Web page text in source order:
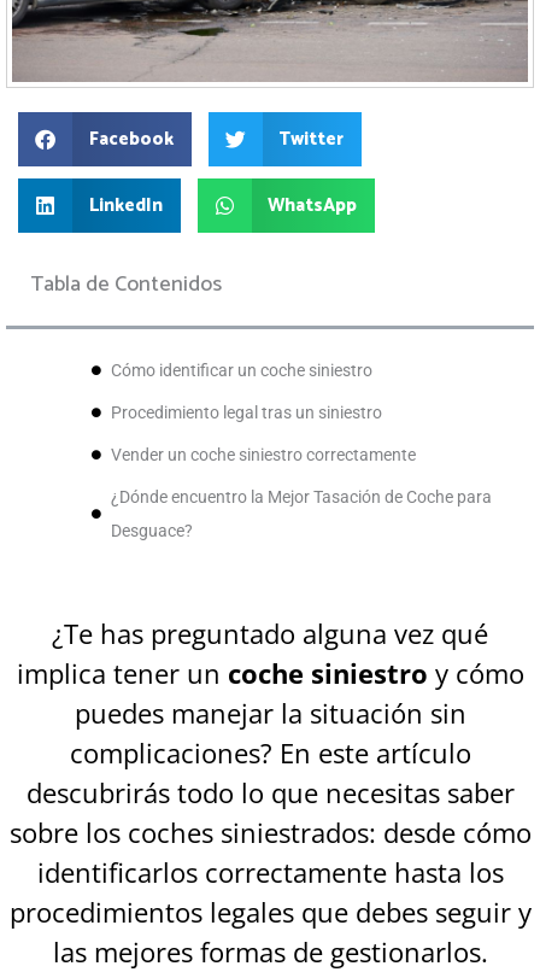
Facebook Twitter
LinkedIn WhatsApp
Tabla de Contenidos
Cómo identificar un coche siniestro
Procedimiento legal tras un siniestro
Vender un coche siniestro correctamente
¿Dónde encuentro la Mejor Tasación de Coche para
Desguace?
¿Te has preguntado alguna vez qué
implica tener un coche siniestro y cómo
puedes manejar la situación sin
complicaciones? En este artículo
descubrirás todo lo que necesitas saber
sobre los coches siniestrados: desde cómo
identificarlos correctamente hasta los
procedimientos legales que debes seguir y
las mejores formas de gestionarlos.